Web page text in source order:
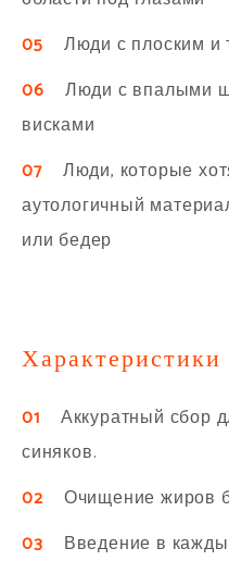
05 Люди с плоским и
06 Люди с впалыми
висками
07Люди, которые
аутологичный
или бедер
01 Аккуратный сбор
синяков.
02Очищение жиров
03 Введение в